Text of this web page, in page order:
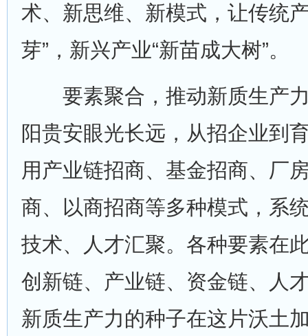
术、新思维、新模式，让传统
芽”，新兴产业“新苗成大树”。
要素聚合，推动新质生产力
阳贵安眼光长远，从招企业到
用产业链招商、基金招商、厂
商、以商招商等多种模式，系
技术、人才汇聚。各种要素在
创新链、产业链、资金链、人
新质生产力的种子在这片沃土